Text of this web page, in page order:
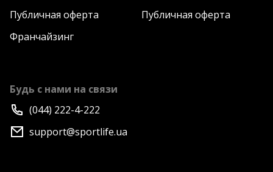
Публичная оферта
Публичная оферта
Франчайзинг
Будь с нами на связи
(044) 222-4-222
support@sportlife.ua